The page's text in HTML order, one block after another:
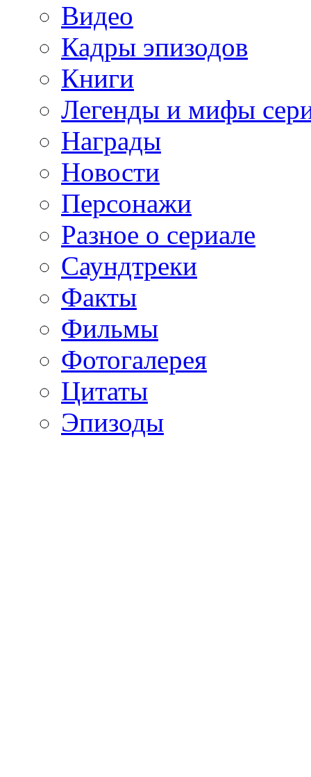
Видео
Кадры эпизодов
Книги
Легенды и мифы
Награды
Новости
Персонажи
Разное о сериале
Саундтреки
Факты
Фильмы
Фотогалерея
Цитаты
Эпизоды